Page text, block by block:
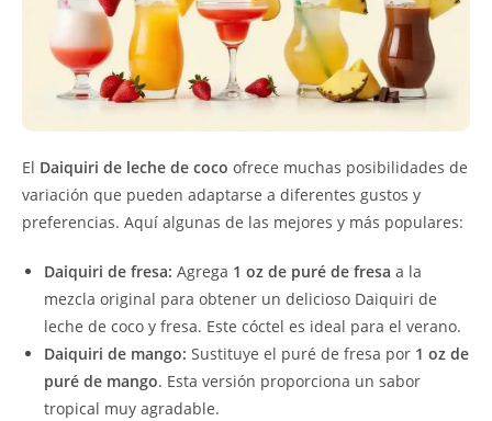
El Daiquiri de leche de coco ofrece muchas posibilidades de
variación que pueden adaptarse a diferentes gustos y
preferencias. Aquí algunas de las mejores y más populares:
Daiquiri de fresa: Agrega 1 oz de puré de fresa a la
mezcla original para obtener un delicioso Daiquiri de
leche de coco y fresa. Este cóctel es ideal para el verano.
Daiquiri de mango: Sustituye el puré de fresa por 1 oz de
puré de mango. Esta versión proporciona un sabor
tropical muy agradable.